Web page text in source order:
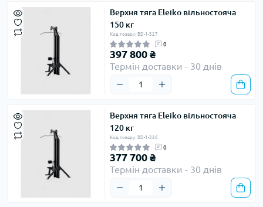
Верхня тяга Eleiko вільностояча
150 кг
Код товару: BD-1-327
0
397 800 ₴
Термін доставки - 30 днів
Верхня тяга Eleiko вільностояча
120 кг
Код товару: BD-1-326
0
377 700 ₴
Термін доставки - 30 днів